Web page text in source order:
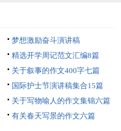
梦想激励奋斗演讲稿
精选开学周记范文汇编8篇
关于叙事的作文400字七篇
国际护士节演讲稿集合15篇
关于写物喻人的作文集锦六篇
有关春天写景的作文六篇